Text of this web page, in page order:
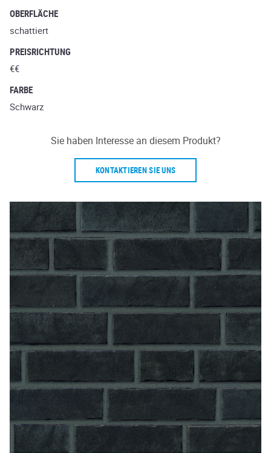
OBERFLÄCHE
schattiert
PREISRICHTUNG
€€
FARBE
Schwarz
Sie haben Interesse an diesem Produkt?
KONTAKTIEREN SIE UNS